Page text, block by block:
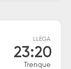
LLEGA
23:20
Trenque